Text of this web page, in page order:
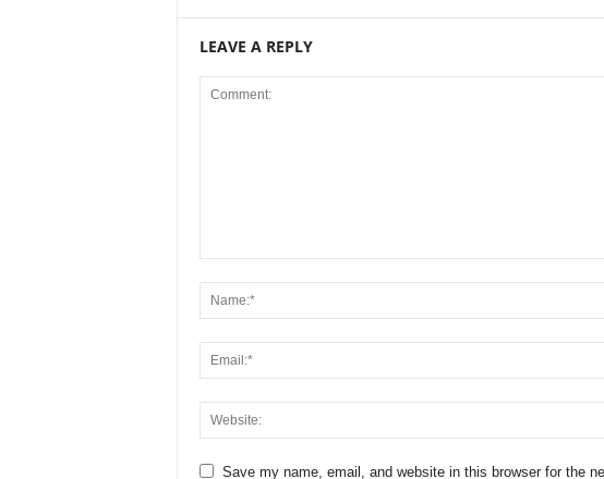
LEAVE A REPLY
Save my name, email, and website in this browser for the